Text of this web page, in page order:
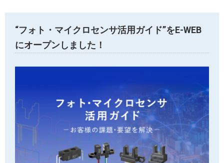
“フォト・マイクロセンサ活用ガイド”をE-WEB
にオープンしました！